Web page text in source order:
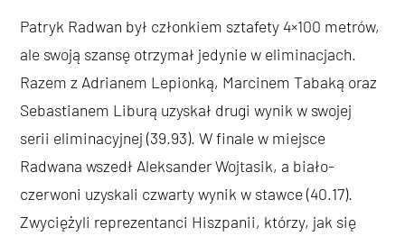
Patryk Radwan był członkiem sztafety 4×100 metrów,
ale swoją szansę otrzymał jedynie w eliminacjach.
Razem z Adrianem Lepionką, Marcinem Tabaką oraz
Sebastianem Liburą uzyskał drugi wynik w swojej
serii eliminacyjnej (39.93). W finale w miejsce
Radwana wszedł Aleksander Wojtasik, a biało-
czerwoni uzyskali czwarty wynik w stawce (40.17).
Zwyciężyli reprezentanci Hiszpanii, którzy, jak się